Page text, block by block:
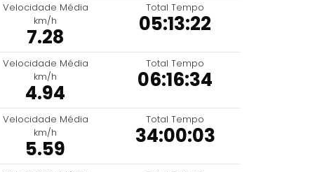
Velocidade Média
km/h
7.28
Total Tempo
05:13:22
Velocidade Média
km/h
4.94
Total Tempo
06:16:34
Velocidade Média
km/h
5.59
Total Tempo
34:00:03